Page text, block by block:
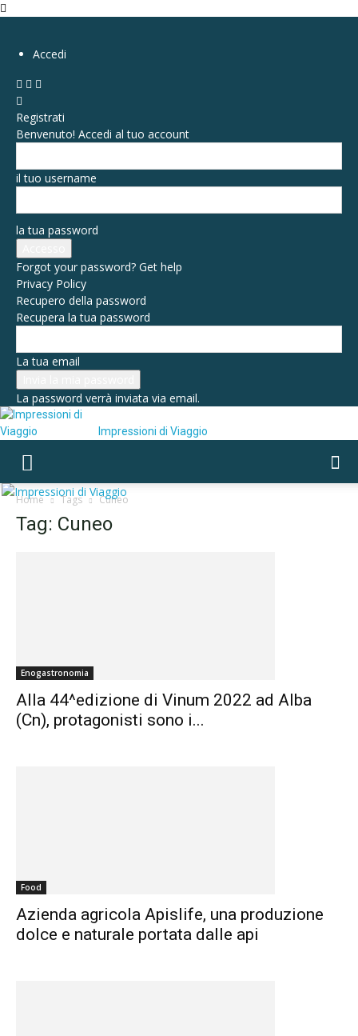
Accedi
Registrati
Benvenuto! Accedi al tuo account
il tuo username
la tua password
Forgot your password? Get help
Privacy Policy
Recupero della password
Recupera la tua password
La tua email
La password verrà inviata via email.
Impressioni di Viaggio
Home Tags Cuneo
Tag: Cuneo
Enogastronomia
Alla 44^edizione di Vinum 2022 ad Alba
(Cn), protagonisti sono i...
Food
Azienda agricola Apislife, una produzione
dolce e naturale portata dalle api